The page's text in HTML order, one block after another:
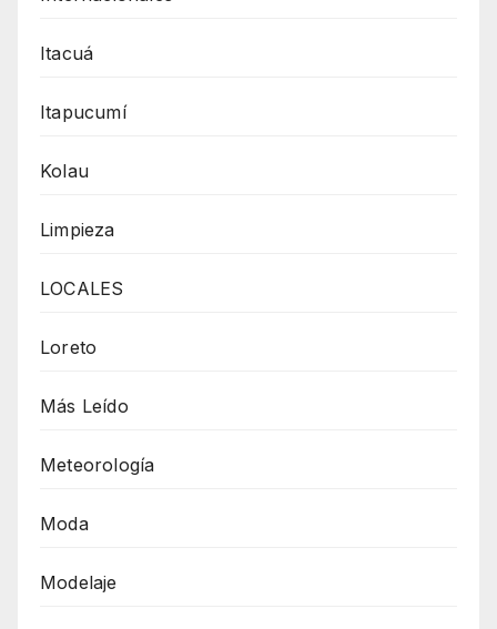
Itacuá
Itapucumí
Kolau
Limpieza
LOCALES
Loreto
Más Leído
Meteorología
Moda
Modelaje